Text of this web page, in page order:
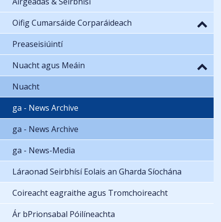
Oifig Cumarsáide Corparáideach
Preaseisiúintí
Nuacht agus Meáin
Nuacht
ga - News Archive
ga - News Archive
ga - News-Media
Láraonad Seirbhísí Eolais an Gharda Síochána
Coireacht eagraithe agus Tromchoireacht
Ár bPrionsabal Póilíneachta